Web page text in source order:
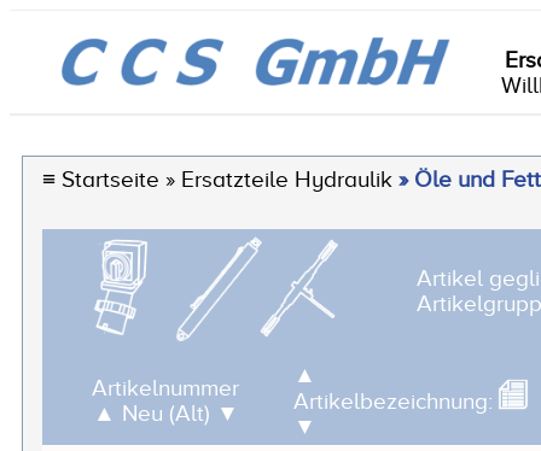
≡ Startseite » Ersatzteile Hydraulik » Öle und
Artikel
Artikelnummer
▲ Neu (Alt) ▼
▲
Artikelbezeichnung:
▼